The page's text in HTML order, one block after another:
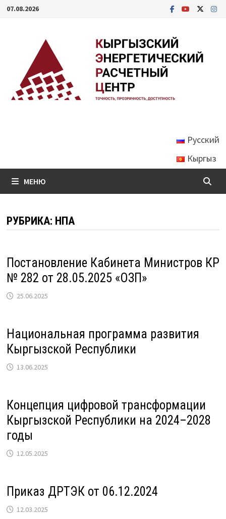
Перейти
07.08.2026
Русский
Кыргыз
МЕНЮ
РУБРИКА: НПА
Постановление Кабинета Министров КР
№ 282 от 28.05.2025 «ОЗП»
25.06.2025
Национальная программа развития
Кыргызской Республики
13.06.2025
Концепция цифровой трансформации
Кыргызской Республики на 2024–2028
годы
12.05.2025
Приказ ДРТЭК от 06.12.2024
12.03.2025